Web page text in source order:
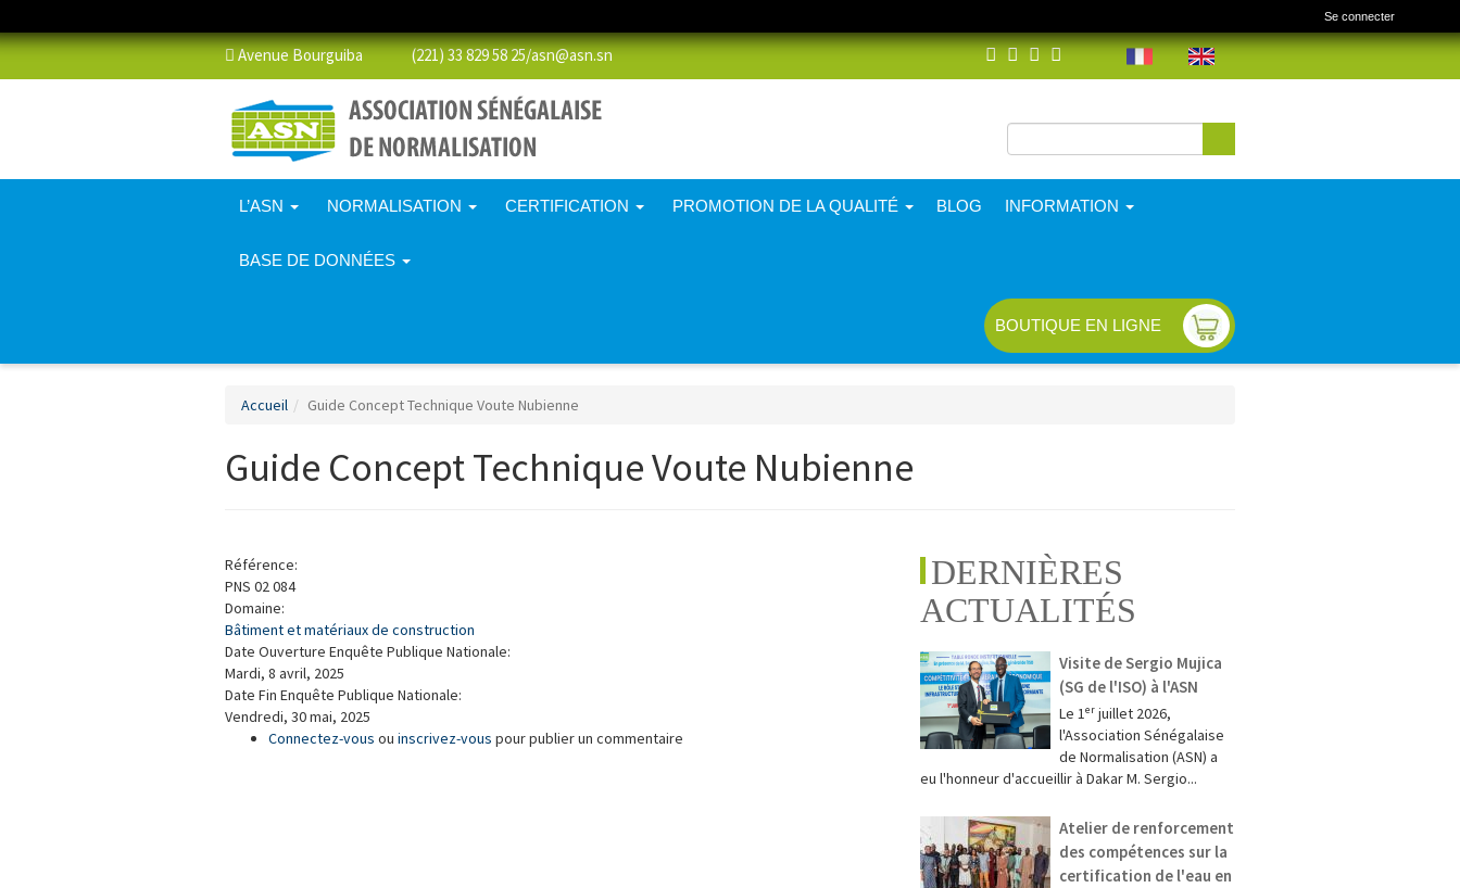
Se connecter
Avenue Bourguiba (221) 33 829 58 25/asn@asn.sn
Formulaire de
recherche
L’ASN NORMALISATION CERTIFICATION PROMOTION DE LA QUALITÉ BLOG INFORMATION
BASE DE DONNÉES
BOUTIQUE EN LIGNE
Accueil Guide Concept Technique Voute Nubienne
Guide Concept Technique Voute Nubienne
Référence:
PNS 02 084
Domaine:
Bâtiment et matériaux de construction
Date Ouverture Enquête Publique Nationale:
Mardi, 8 avril, 2025
Date Fin Enquête Publique Nationale:
Vendredi, 30 mai, 2025
Connectez-vous ou inscrivez-vous pour publier un commentaire
DERNIÈRES
ACTUALITÉS
Visite de Sergio Mujica
(SG de l'ISO) à l'ASN
Le 1ᵉʳ juillet 2026,
l'Association Sénégalaise
de Normalisation (ASN) a
eu l'honneur d'accueillir à Dakar M. Sergio...
Atelier de renforcement
des compétences sur la
certification de l'eau en